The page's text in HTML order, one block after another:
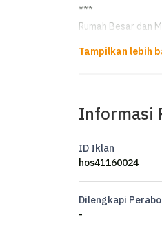
***
Rumah Besar dan
**FOR SALE**
Luas tanah 510 m²
Luas bangunan lt1
Luas bangunan lt2
1. Area cuci + jemur
Informasi
ID Iklan
hos41160024
Dilengkapi
-